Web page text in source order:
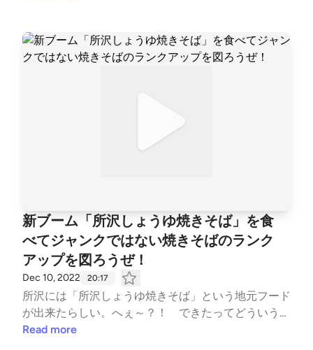
使「ABC」 ■政国燦多朗スコやかアドベンチャー（ポ
ッドキャスト） ■政国燦多朗スコやかLand（ポッドキ
新ブーム「所沢しょうゆ焼きそば」を食
べてジャンクではない焼きそばのランク
アップを図ろうぜ！
Dec 10, 2022 20:17
所沢には「所沢しょうゆ焼きそば」という地元フード
が出来たらしい。へぇ～？！ できたってどういうこ
とだろう？ なんだか面白そうだから食べてみよう
Read more